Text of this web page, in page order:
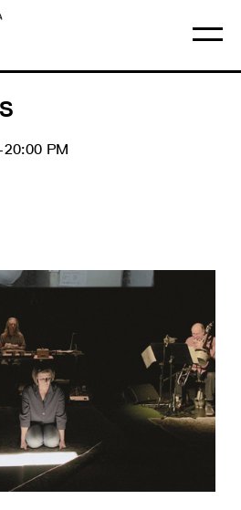
PM